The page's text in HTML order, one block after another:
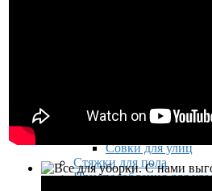
Держатели
Комплекты
Совки для улиц
Стяжки для пола
Приспособления для